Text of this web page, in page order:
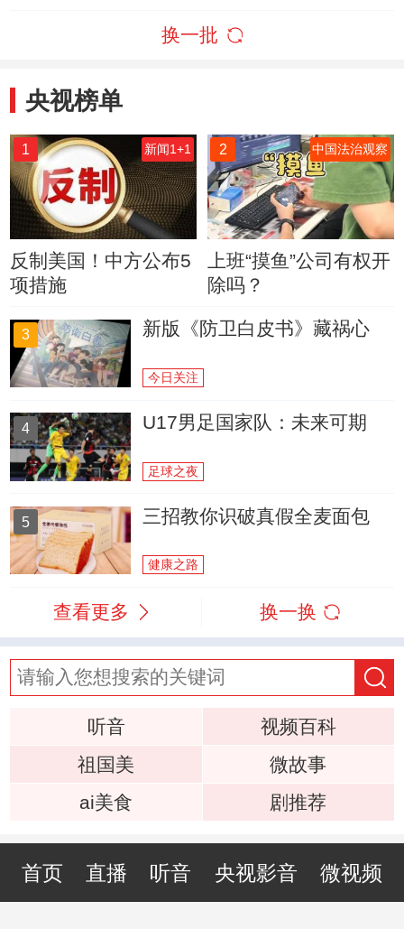
换一批
央视榜单
1 新闻1+1
反制美国！中方公布5
项措施
2 中国法治观察
上班“摸鱼”公司有权开
除吗？
3 新版《防卫白皮书》藏祸心
今日关注
4 U17男足国家队：未来可期
足球之夜
5 三招教你识破真假全麦面包
健康之路
查看更多 换一换
听音
视频百科
祖国美
微故事
ai美食
剧推荐
首页 直播 听音 央视影音 微视频